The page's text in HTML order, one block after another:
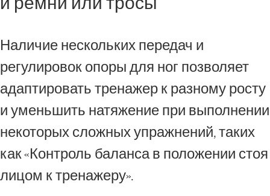
Наличие нескольких передач и
регулировок опоры для ног позволяет
адаптировать тренажер к разному росту
и уменьшить натяжение при выполнении
некоторых сложных упражнений, таких
как «Контроль баланса в положении стоя
лицом к тренажеру».